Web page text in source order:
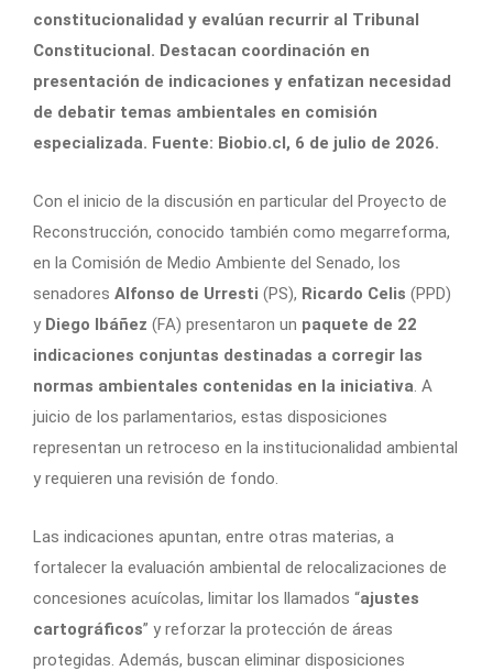
constitucionalidad y evalúan recurrir al Tribunal
Constitucional. Destacan coordinación en
presentación de indicaciones y enfatizan necesidad
de debatir temas ambientales en comisión
especializada. Fuente: Biobio.cl, 6 de julio de 2026.
Con el inicio de la discusión en particular del Proyecto de
Reconstrucción, conocido también como megarreforma,
en la Comisión de Medio Ambiente del Senado, los
senadores Alfonso de Urresti (PS), Ricardo Celis (PPD)
y Diego Ibáñez (FA) presentaron un paquete de 22
indicaciones conjuntas destinadas a corregir las
normas ambientales contenidas en la iniciativa . A
juicio de los parlamentarios, estas disposiciones
representan un retroceso en la institucionalidad ambiental
y requieren una revisión de fondo.
Las indicaciones apuntan, entre otras materias, a
fortalecer la evaluación ambiental de relocalizaciones de
concesiones acuícolas, limitar los llamados “ajustes
cartográficos” y reforzar la protección de áreas
protegidas. Además, buscan eliminar disposiciones